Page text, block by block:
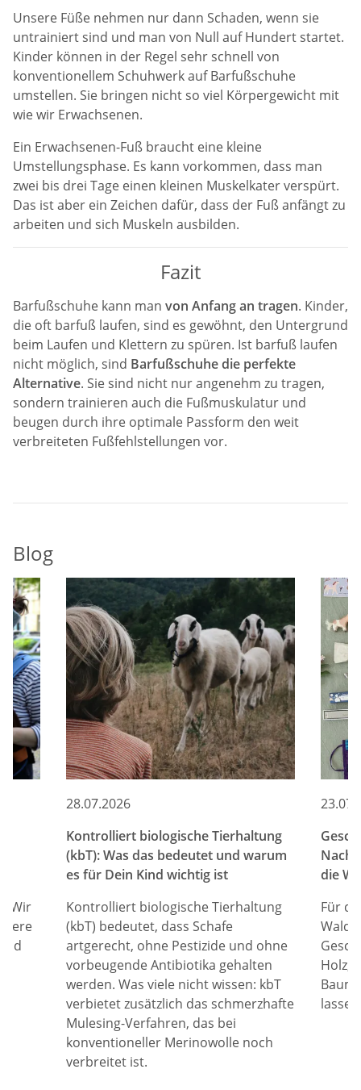
Unsere Füße nehmen nur dann Schaden, wenn sie
untrainiert sind und man von Null auf Hundert startet.
Kinder können in der Regel sehr schnell von
konventionellem Schuhwerk auf Barfußschuhe
umstellen. Sie bringen nicht so viel Körpergewicht mit
wie wir Erwachsenen.
Ein Erwachsenen-Fuß braucht eine kleine
Umstellungsphase. Es kann vorkommen, dass man
zwei bis drei Tage einen kleinen Muskelkater verspürt.
Das ist aber ein Zeichen dafür, dass der Fuß anfängt zu
arbeiten und sich Muskeln ausbilden.
Fazit
Barfußschuhe kann man von Anfang an tragen. Kinder,
die oft barfuß laufen, sind es gewöhnt, den Untergrund
beim Laufen und Klettern zu spüren. Ist barfuß laufen
nicht möglich, sind Barfußschuhe die perfekte
Alternative. Sie sind nicht nur angenehm zu tragen,
sondern trainieren auch die Fußmuskulatur und
beugen durch ihre optimale Passform den weit
verbreiteten Fußfehlstellungen vor.
Blog
Wir
28.07.2026
Kontrolliert biologische Tierhaltung
(kbT): Was das bedeutet und warum
es für Dein Kind wichtig ist
Kontrolliert biologische Tierhaltung
(kbT) bedeutet, dass Schafe
artgerecht, ohne Pestizide und ohne
vorbeugende Antibiotika gehalten
werden. Was viele nicht wissen: kbT
verbietet zusätzlich das schmerzhafte
Mulesing-Verfahren, das bei
konventioneller Merinowolle noch
verbreitet ist.
die
Für
Holz,